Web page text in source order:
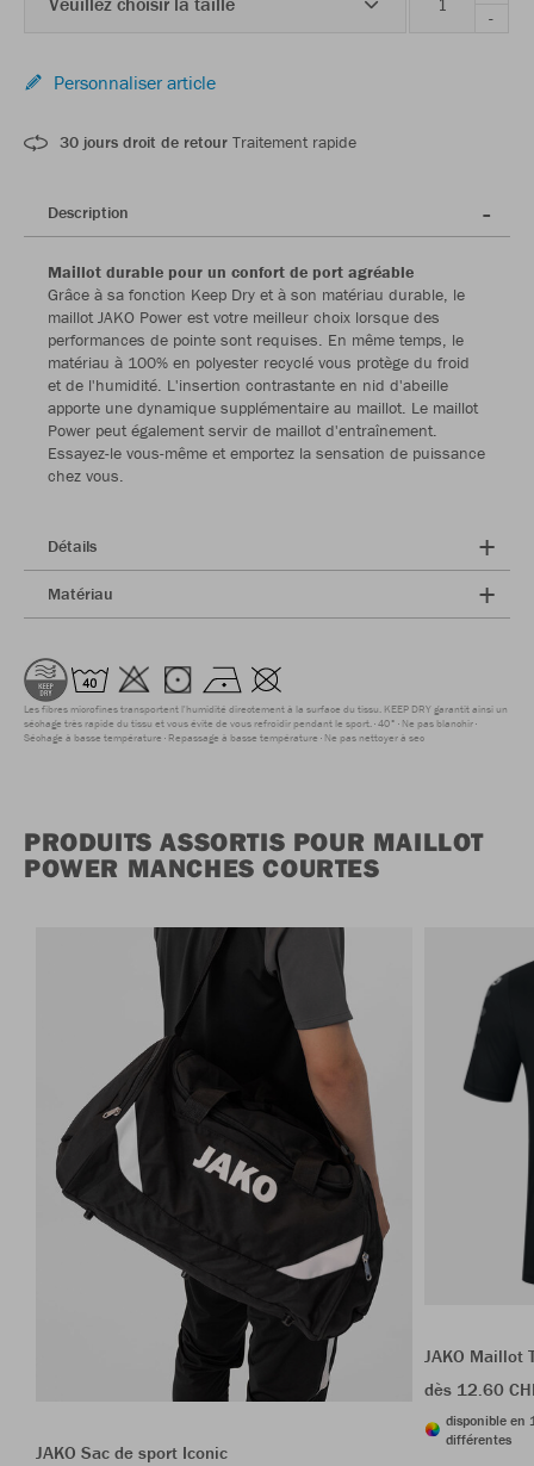
-
Personnaliser article
30 jours droit de retour Traitement rapide
Description
Maillot durable pour un confort de port agréable
Grâce à sa fonction Keep Dry et à son matériau durable, le
maillot JAKO Power est votre meilleur choix lorsque des
performances de pointe sont requises. En même temps, le
matériau à 100% en polyester recyclé vous protège du froid
et de l'humidité. L'insertion contrastante en nid d'abeille
apporte une dynamique supplémentaire au maillot. Le maillot
Power peut également servir de maillot d'entraînement.
Essayez-le vous-même et emportez la sensation de puissance
chez vous.
Détails
Matériau
Les fibres microfines transportent l'humidité directement à la surface du tissu. KEEP DRY garantit ainsi un
séchage très rapide du tissu et vous évite de vous refroidir pendant le sport. 40° Ne pas blanchir
Séchage à basse température Repassage à basse température Ne pas nettoyer à sec
PRODUITS ASSORTIS POUR MAILLOT
POWER MANCHES COURTES
JAKO Sac de sport Iconic
JAKO Maillot
dès 12.60
disponible en
différentes